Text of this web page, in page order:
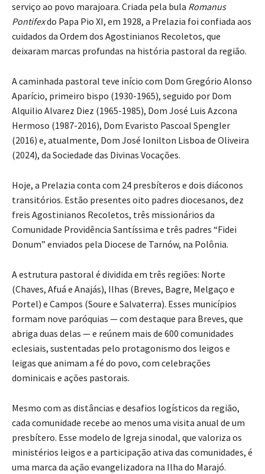
serviço ao povo marajoara. Criada pela bula Romanus
Pontifexdo Papa Pio XI, em 1928, a Prelazia foi confiada aos
cuidados da Ordem dos Agostinianos Recoletos, que
deixaram marcas profundas na história pastoral da região.
A caminhada pastoral teve início com Dom Gregório Alonso
Aparício, primeiro bispo (1930-1965), seguido por Dom
Alquilio Alvarez Diez (1965-1985), Dom José Luis Azcona
Hermoso (1987-2016), Dom Evaristo Pascoal Spengler
(2016) e, atualmente, Dom José Ionilton Lisboa de Oliveira
(2024), da Sociedade das Divinas Vocações.
Hoje, a Prelazia conta com 24 presbíteros e dois diáconos
transitórios. Estão presentes oito padres diocesanos, dez
freis Agostinianos Recoletos, três missionários da
Comunidade Providência Santíssima e três padres “Fidei
Donum” enviados pela Diocese de Tarnów, na Polônia.
A estrutura pastoral é dividida em três regiões: Norte
(Chaves, Afuá e Anajás), Ilhas (Breves, Bagre, Melgaço e
Portel) e Campos (Soure e Salvaterra). Esses municípios
formam nove paróquias — com destaque para Breves, que
abriga duas delas — e reúnem mais de 600 comunidades
eclesiais, sustentadas pelo protagonismo dos leigos e
leigas que animam a fé do povo, com celebrações
dominicais e ações pastorais.
Mesmo com as distâncias e desafios logísticos da região,
cada comunidade recebe ao menos uma visita anual de um
presbítero. Esse modelo de Igreja sinodal, que valoriza os
ministérios leigos e a participação ativa das comunidades, é
uma marca da ação evangelizadora na Ilha do Marajó.